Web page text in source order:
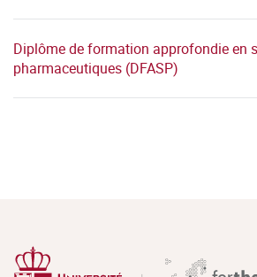
Diplôme de formation approfondie en
pharmaceutiques (DFASP)